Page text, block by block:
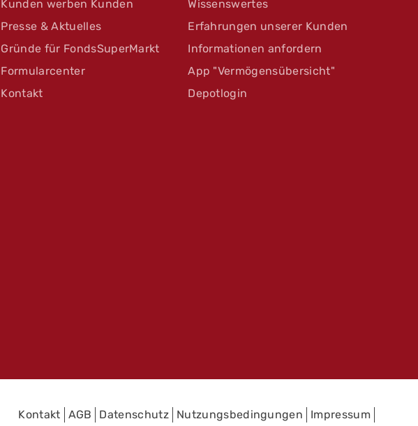
Kunden werben Kunden
Wissenswertes
Presse & Aktuelles
Erfahrungen unserer Kunden
Gründe für FondsSuperMarkt
Informationen anfordern
Formularcenter
App "Vermögensübersicht"
Kontakt Depotlogin
Kontakt AGB Datenschutz Nutzungsbedingungen Impressum